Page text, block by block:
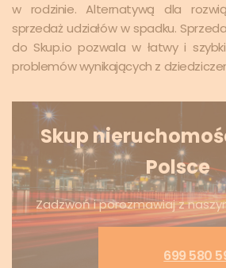
w rodzinie. Alternatywą dla
sprzedaż udziałów w spadku.
do Skup.io pozwala w łatwy i
problemów wynikających z
Skup
Polsce
Zadzwoń i porozmawiaj z
699 580